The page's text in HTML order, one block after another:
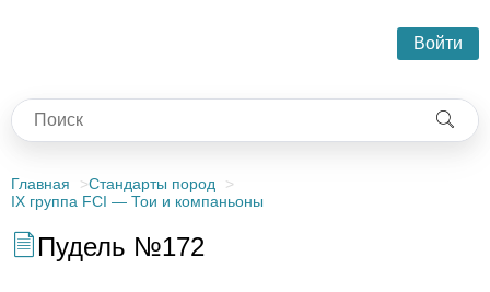
Войти
Главная
Стандарты пород
IX группа FCI — Тои и компаньоны
Пудель №172